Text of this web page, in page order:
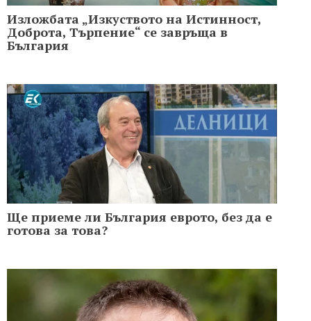
Изложбата „Изкуството на Истинност,
Доброта, Търпение“ се завръща в
България
Ще приеме ли България еврото, без да е
готова за това?